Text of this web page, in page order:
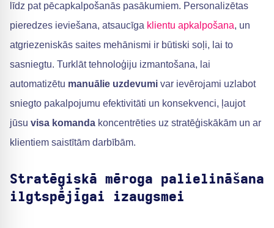
līdz pat pēcapkalpošanās pasākumiem. Personalizētas
pieredzes ieviešana, atsaucīga klientu apkalpošana, un
atgriezeniskās saites mehānismi ir būtiski soļi, lai to
sasniegtu. Turklāt tehnoloģiju izmantošana, lai
automatizētu manuālie uzdevumi var ievērojami uzlabot
sniegto pakalpojumu efektivitāti un konsekvenci, ļaujot
jūsu visa komanda koncentrēties uz stratēģiskākām un ar
klientiem saistītām darbībām.
Stratēģiskā mēroga palielināšana
ilgtspējīgai izaugsmei